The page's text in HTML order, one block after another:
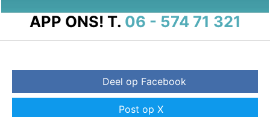
APP ONS! T. 06 - 574 71 321
Deel op Facebook
Post op X